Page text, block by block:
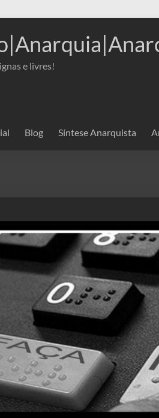
e livres!
Blog Síntese Anarquista